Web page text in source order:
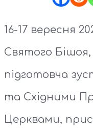
16-17 вересня
Святого Бішоя,
підготовча
та Східними
Церквами,